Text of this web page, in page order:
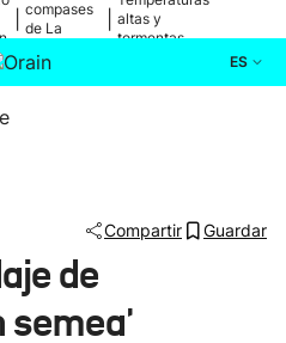
compases
de La
altas y
tormentas
ES
Compartir Guardar
de
semea'